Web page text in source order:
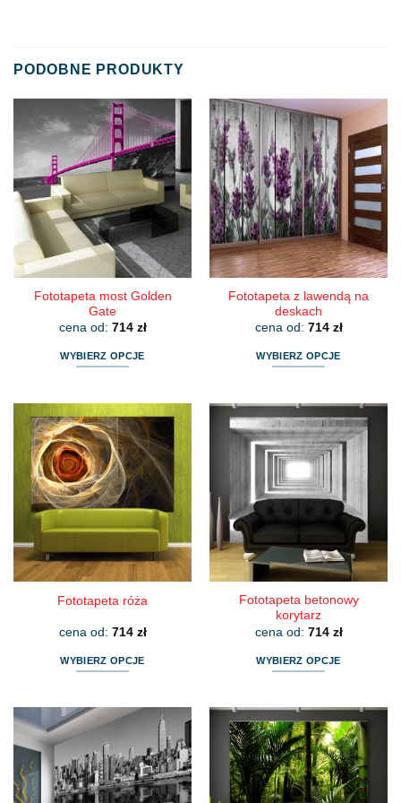
PODOBNE PRODUKTY
Fototapeta most Golden
Gate
cena od: 714 zł
WYBIERZ OPCJE
ma
wiele
wariantów.
Opcje
można
wybrać
na
produktu
Fototapeta z lawendą na
deskach
cena od: 714 zł
WYBIERZ OPCJE
ma
wiele
wariantów.
można
na
stronie
produktu
Fototapeta róża
cena od: 714 zł
WYBIERZ OPCJE
ma
wariantów.
Opcje
można
Fototapeta betonowy
korytarz
cena od: 714 zł
WYBIERZ OPCJE
ma
wiele
wariantów.
Opcje
można